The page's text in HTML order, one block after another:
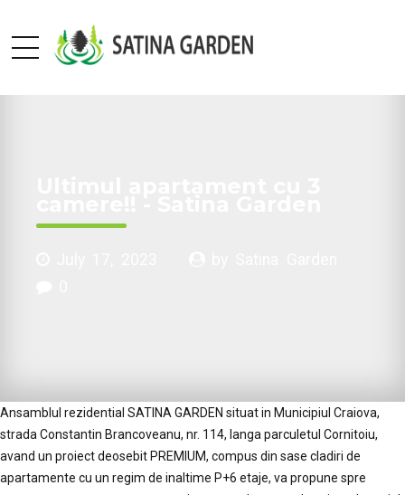
Ansamblul rezidential SATINA GARDEN situat in Municipiul Craiova,
strada Constantin Brancoveanu, nr. 114, langa parculetul Cornitoiu,
avand un proiect deosebit PREMIUM, compus din sase cladiri de
apartamente cu un regim de inaltime P+6 etaje, va propune spre